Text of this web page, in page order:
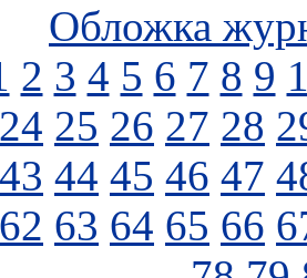
Обложка
2 3 4 5 6 7 8 9
24 25 26 27 28
43 44 45 46 47
62 63 64 65 66